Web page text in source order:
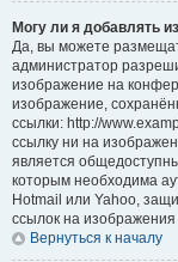
Могу ли я добавлять
Да, вы можете
администратор
изображение на
изображение,
ссылки: http://
ссылку ни на
является
которым необходима
Hotmail или Yahoo,
ссылок на
Вернуться к началу